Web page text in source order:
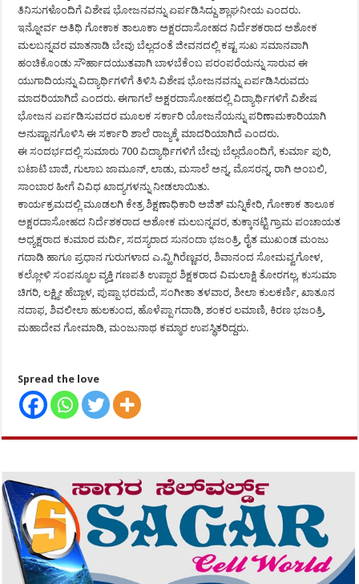
ತಿನಿಸುಗಳೊಂದಿಗೆ ವಿಶೇಷ ಭೋಜನವನ್ನು ಏರ್ಪಡಿಸಿದ್ದು ಶ್ಲಾಘನೀಯ ಎಂದರು.
ಇನ್ನೋರ್ವ ಅತಿಥಿ ಗೋಕಾಕ ತಾಲೂಕಾ ಅಕ್ಷರದಾಸೋಹದ ನಿರ್ದೆಶಕರಾದ ಅಶೋಕ
ಮಲಬನ್ನವರ ಮಾತನಾಡಿ ಬೇವು ಬೆಲ್ಲದಂತೆ ಜೀವನದಲ್ಲಿ ಕಷ್ಟ ಸುಖ ಸಮಾನವಾಗಿ
ಹಂಚಿಕೊಂಡು ಸೌರ್ಹಾದಯುತವಾಗಿ ಬಾಳಬೆಕೆಂಬ ಪರಂಪರೆಯನ್ನು ಸಾರುವ ಈ
ಯುಗಾದಿಯನ್ನು ವಿದ್ಯಾರ್ಥಿಗಳಿಗೆ ತಿಳಿಸಿ ವಿಶೇಷ ಭೋಜನವನ್ನು ಏರ್ಪಡಿಸಿರುವದು
ಮಾದರಿಯಾಗಿದೆ ಎಂದರು. ಈಗಾಗಲೆ ಅಕ್ಷರದಾಸೋಹದಲ್ಲಿ ವಿದ್ಯಾರ್ಥಿಗಳಿಗೆ ವಿಶೇಷ
ಭೋಜನ ಏರ್ಪಡಿಸುವದರ ಮೂಲಕ ಸರ್ಕಾರಿ ಯೋಜನೆಯನ್ನು ಪರಿಣಾಮಕಾರಿಯಾಗಿ
ಅನುಷ್ಟಾನಗೊಳಿಸಿ ಈ ಸರ್ಕಾರಿ ಶಾಲೆ ರಾಜ್ಯಕ್ಕೆ ಮಾದರಿಯಾಗಿದೆ ಎಂದರು.
ಈ ಸಂದರ್ಭದಲ್ಲಿ ಸುಮಾರು 700 ವಿದ್ಯಾರ್ಥಿಗಳಿಗೆ ಬೇವು ಬೆಲ್ಲದೊಂದಿಗೆ, ಕುರ್ಮಾ ಪುರಿ,
ಬಟಾಟಿ ಬಾಜಿ, ಗುಲಾಬ ಜಾಮೂನ್, ಲಾಡು, ಮಸಾಲೆ ಅನ್ನ, ಮೊಸರನ್ನ, ರಾಗಿ ಅಂಬಲಿ,
ಸಾಂಬಾರ ಹೀಗೆ ವಿವಿಧ ಖಾದ್ಯಗಳನ್ನು ನೀಡಲಾಯಿತು.
ಕಾರ್ಯಕ್ರಮದಲ್ಲಿ ಮೂಡಲಗಿ ಕೇತ್ರ ಶಿಕ್ಷಣಾಧಿಕಾರಿ ಅಜಿತ್ ಮನ್ನಿಕೇರಿ, ಗೋಕಾಕ ತಾಲೂಕ
ಅಕ್ಷರದಾಸೋಹದ ನಿರ್ದೆಶಕರಾದ ಅಶೋಕ ಮಲಬನ್ನವರ, ತುಕ್ಕಾನಟ್ಟಿ ಗ್ರಾಮ ಪಂಚಾಯತ
ಅಧ್ಯಕ್ಷರಾದ ಕುಮಾರ ಮರ್ದಿ, ಸದಸ್ಯರಾದ ಸುನಂದಾ ಭಜಂತ್ರಿ, ರೈತ ಮುಖಂಡ ಮಂಜು
ಗದಾಡಿ ಹಾಗೂ ಪ್ರಧಾನ ಗುರುಗಳಾದ ಎ.ವ್ಹಿ ಗಿರೆಣ್ಣವರ, ಶಿವಾನಂದ ಸೋಮವ್ವಗೋಳ,
ಕಲ್ಲೋಳಿ ಸಂಪನ್ಮೂಲ ವ್ಯಕ್ತಿ ಗಣಪತಿ ಉಪ್ಪಾರ ಶಿಕ್ಷಕರಾದ ವಿಮಲಾಕ್ಷಿ ತೋರಗಲ್ಲ, ಕುಸುಮಾ
ಚಿಗರಿ, ಲಕ್ಷ್ಮೀ ಹೆಬ್ಬಾಳ, ಪುಷ್ಪಾ ಭರಮದೆ, ಸಂಗೀತಾ ತಳವಾರ, ಶೀಲಾ ಕುಲಕರ್ಣಿ, ಖಾತೂನ
ನದಾಫ, ಶಿವಲೀಲಾ ಹುಲಕುಂದ, ಹೊಳೆಪ್ಪಾ ಗದಾಡಿ, ಶಂಕರ ಲಮಾಣಿ, ಕಿರಣ ಭಜಂತ್ರಿ,
ಮಹಾದೇವ ಗೋಮಾಡಿ, ಮಂಜುನಾಥ ಕಮ್ಮಾರ ಉಪಸ್ಥಿತರಿದ್ದರು.
Spread the love